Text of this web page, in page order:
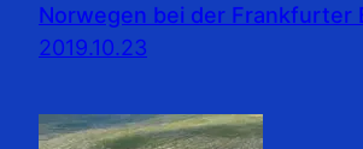
Norwegen bei der Frankfurter
2019.10.23